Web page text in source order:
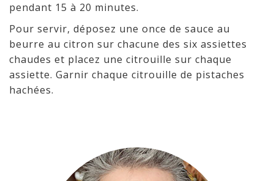
pendant 15 à 20 minutes.
Pour servir, déposez une once de sauce au
beurre au citron sur chacune des six assiettes
chaudes et placez une citrouille sur chaque
assiette. Garnir chaque citrouille de pistaches
hachées.